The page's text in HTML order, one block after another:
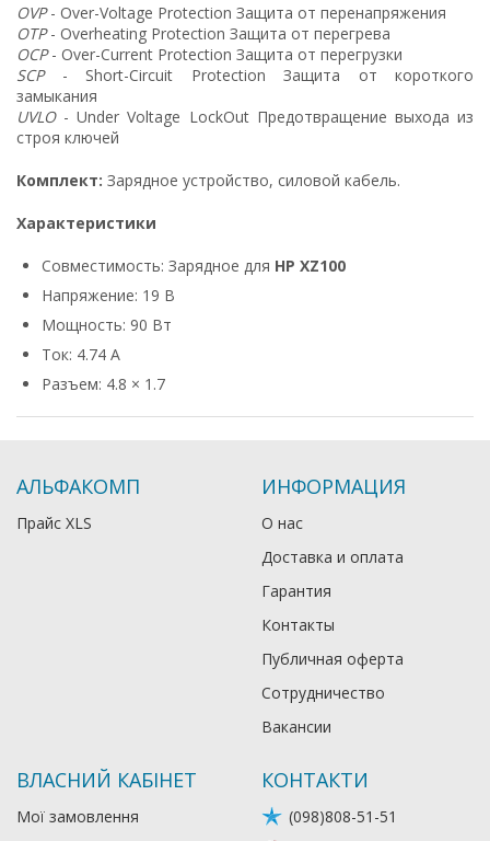
OVP- Over-Voltage Protection Защита от перенапряжения
OTP- Overheating Protection Защита от перегрева
OCP- Over-Current Protection Защита от перегрузки
SCP- Short-Circuit Protection Защита от короткого
замыкания
UVLO- Under Voltage LockOut Предотвращение выхода из
строя ключей
Комплект: Зарядное устройство, силовой кабель.
Характеристики
Совместимость: Зарядное для HP XZ100
Напряжение: 19 В
Мощность: 90 Вт
Ток: 4.74 А
Разъем: 4.8 × 1.7
АЛЬФАКОМП
Прайс XLS
ИНФОРМАЦИЯ
О нас
Доставка и оплата
Гарантия
Контакты
Публичная оферта
Сотрудничество
Вакансии
ВЛАСНИЙ КАБІНЕТ
Мої замовлення
КОНТАКТИ
(098)808-51-51